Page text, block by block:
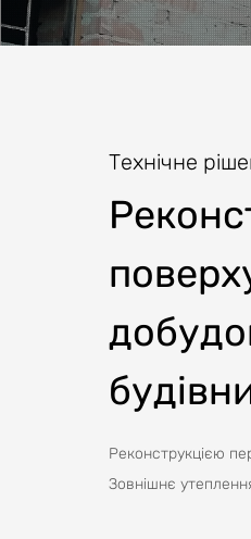
Технічне
Реконструкцією
Зовнішнє